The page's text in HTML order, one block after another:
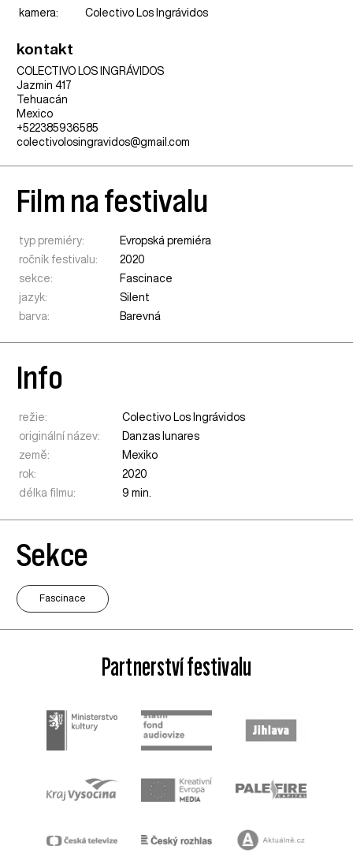
kamera:
Colectivo Los Ingrávidos
kontakt
COLECTIVO LOS INGRÁVIDOS
Jazmin 417
Tehuacán
Mexico
+522385936585
colectivolosingravidos@gmail.com
Film na festivalu
typ premiéry:
Evropská premiéra
ročník festivalu:
2020
sekce:
Fascinace
jazyk:
Silent
barva:
Barevná
Info
režie:
Colectivo Los Ingrávidos
originální název:
Danzas lunares
země:
Mexiko
rok:
2020
délka filmu:
9 min.
Sekce
Fascinace
Partnerství festivalu